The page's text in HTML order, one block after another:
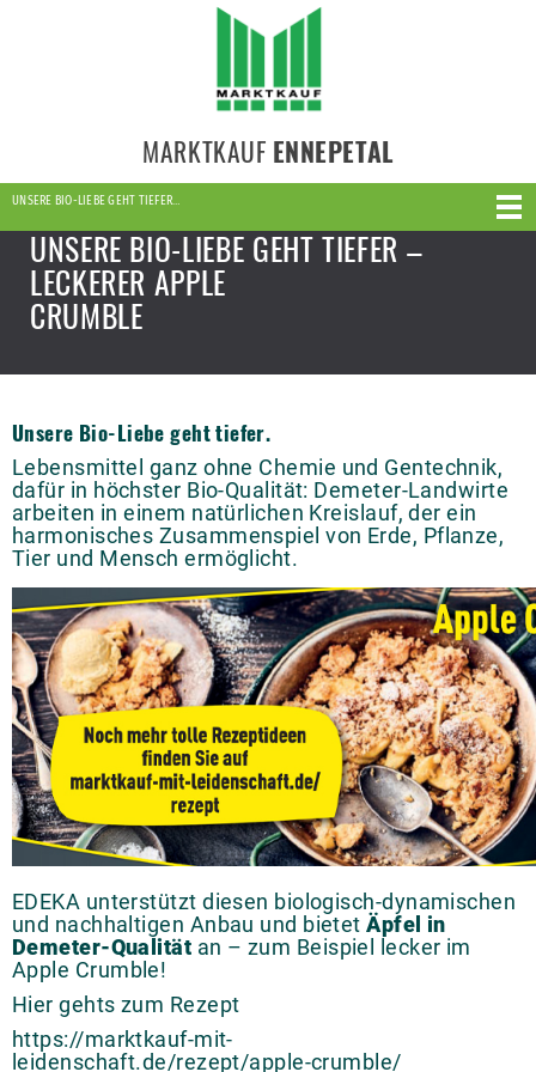
MARKTKAUF ENNEPETAL
UNSERE BIO-LIEBE GEHT TIEFER…
UNSERE BIO-LIEBE GEHT TIEFER –
LECKERER APPLE
CRUMBLE
Unsere Bio-Liebe geht tiefer.
Lebensmittel ganz ohne Chemie und Gentechnik,
dafür in höchster Bio-Qualität: Demeter-Landwirte
arbeiten in einem natürlichen Kreislauf, der ein
harmonisches Zusammenspiel von Erde, Pflanze,
Tier und Mensch ermöglicht.
EDEKA unterstützt diesen biologisch-dynamischen
und nachhaltigen Anbau und bietetÄpfel in
Demeter-Qualität an – zum Beispiel lecker im
Apple Crumble!
Hier gehts zum Rezept
https://marktkauf-mit-
leidenschaft.de/rezept/apple-crumble/